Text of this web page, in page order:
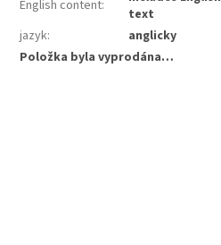
English content:
text
jazyk:
anglicky
Položka byla vyprodána…